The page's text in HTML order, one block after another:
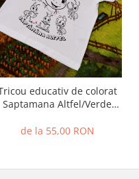
educativ de colorat
Saptamana Altfel/Verde
de la 55,00 RON